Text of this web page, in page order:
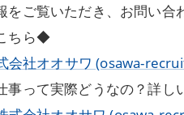
をご覧いただき、お問い合
ちら◆
会社オオサワ (osawa-
って実際どうなの？詳し